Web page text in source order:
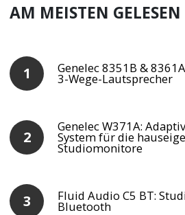
AM MEISTEN GELESEN
Genelec 8351B &
3-Wege-Lautsprecher
Genelec W371A:
System für die
Studiomonitore
Fluid Audio C5 BT:
Bluetooth